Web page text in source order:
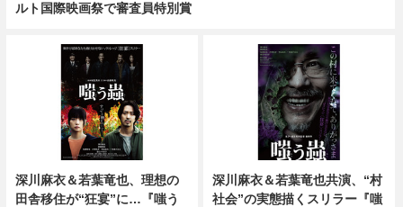
ルト国際映画祭で審査員特別賞
深川麻衣＆若葉竜也、理想の
田舎移住が“狂宴”に…『嗤う
深川麻衣＆若葉竜也共演、“村
社会”の実態描くスリラー『嗤